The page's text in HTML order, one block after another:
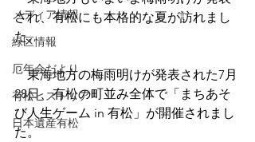
メディア情報
緑区情報
厄年会だより
有松ヒストリア
日本遺産有松
され、有松にも本格的な夏が訪れまし
た。
東海地方の梅雨明けが発表された7月
28日、有松の町並み全体で「まちあそ
び人生ゲーム in 有松」が開催されまし
た。